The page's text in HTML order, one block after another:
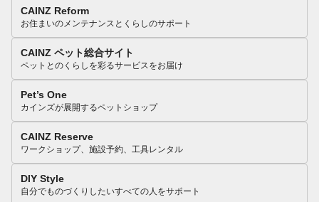
CAINZ Reform
お住まいのメンテナンスとくらしのサポート
CAINZ ペット総合サイト
ペットとのくらしを彩るサービスをお届け
Pet’s One
カインズが展開するペットショップ
CAINZ Reserve
ワークショップ、施設予約、工具レンタル
DIY Style
自分でものづくりしたいすべての人をサポート